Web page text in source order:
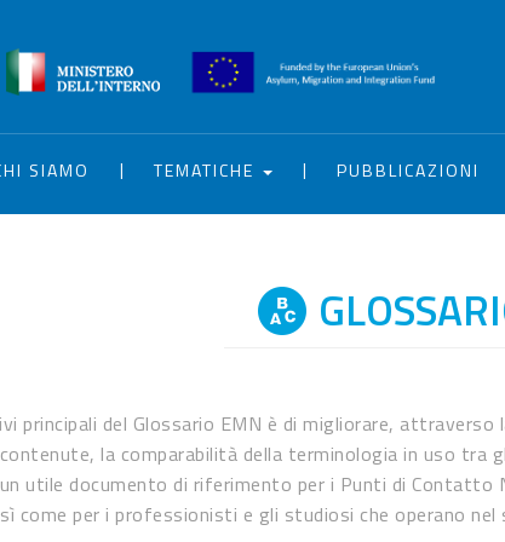
SIAMO | TEMATICHE | PUBBLICAZIONI
principali del Glossario EMN è di migliorare, attraverso
la comparabilità della terminologia in uso tra
utile documento di riferimento per i Punti di Contatto
come per i professionisti e gli studiosi che operano nel